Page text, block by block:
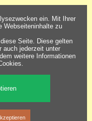
ein. Mit Ihrer
Webseiteninhalte zu
Seite. Diese gelten
auch jederzeit unter
weitere Informationen